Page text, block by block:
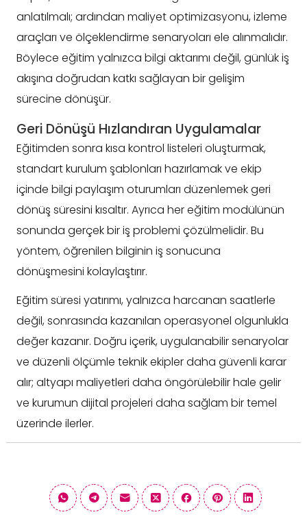
anlatılmalı; ardından maliyet optimizasyonu, izleme
araçları ve ölçeklendirme senaryoları ele alınmalıdır.
Böylece eğitim yalnızca bilgi aktarımı değil, günlük iş
akışına doğrudan katkı sağlayan bir gelişim
sürecine dönüşür.
Geri Dönüşü Hızlandıran Uygulamalar
Eğitimden sonra kısa kontrol listeleri oluşturmak,
standart kurulum şablonları hazırlamak ve ekip
içinde bilgi paylaşım oturumları düzenlemek geri
dönüş süresini kısaltır. Ayrıca her eğitim modülünün
sonunda gerçek bir iş problemi çözülmelidir. Bu
yöntem, öğrenilen bilginin iş sonucuna
dönüşmesini kolaylaştırır.
Eğitim süresi yatırımı, yalnızca harcanan saatlerle
değil, sonrasında kazanılan operasyonel olgunlukla
değer kazanır. Doğru içerik, uygulanabilir senaryolar
ve düzenli ölçümle teknik ekipler daha güvenli karar
alır; altyapı maliyetleri daha öngörülebilir hale gelir
ve kurumun dijital projeleri daha sağlam bir temel
üzerinde ilerler.